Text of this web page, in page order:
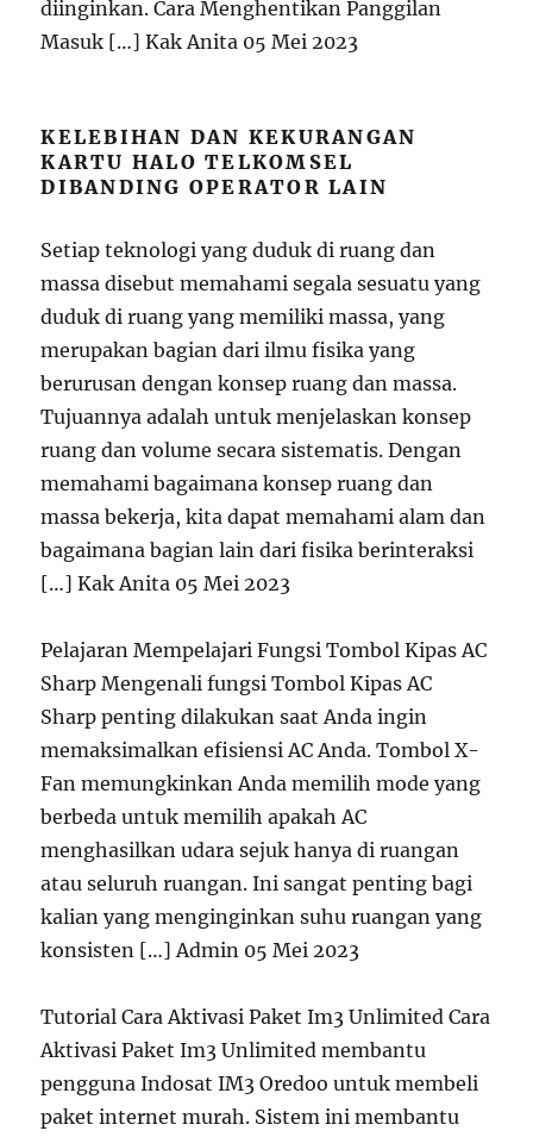
diinginkan. Cara Menghentikan Panggilan
Masuk […] Kak Anita 05 Mei 2023
KELEBIHAN DAN KEKURANGAN
KARTU HALO TELKOMSEL
DIBANDING OPERATOR LAIN
Setiap teknologi yang duduk di ruang dan
massa disebut memahami segala sesuatu yang
duduk di ruang yang memiliki massa, yang
merupakan bagian dari ilmu fisika yang
berurusan dengan konsep ruang dan massa.
Tujuannya adalah untuk menjelaskan konsep
ruang dan volume secara sistematis. Dengan
memahami bagaimana konsep ruang dan
massa bekerja, kita dapat memahami alam dan
bagaimana bagian lain dari fisika berinteraksi
[…] Kak Anita 05 Mei 2023
Pelajaran Mempelajari Fungsi Tombol Kipas AC
Sharp Mengenali fungsi Tombol Kipas AC
Sharp penting dilakukan saat Anda ingin
memaksimalkan efisiensi AC Anda. Tombol X-
Fan memungkinkan Anda memilih mode yang
berbeda untuk memilih apakah AC
menghasilkan udara sejuk hanya di ruangan
atau seluruh ruangan. Ini sangat penting bagi
kalian yang menginginkan suhu ruangan yang
konsisten […] Admin 05 Mei 2023
Tutorial Cara Aktivasi Paket Im3 Unlimited Cara
Aktivasi Paket Im3 Unlimited membantu
pengguna Indosat IM3 Oredoo untuk membeli
paket internet murah. Sistem ini membantu